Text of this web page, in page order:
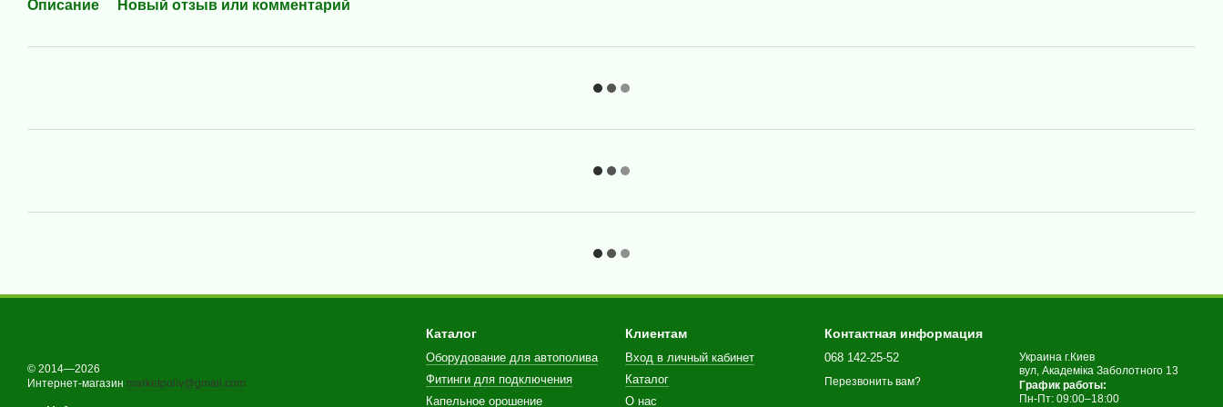
Описание Новый отзыв или комментарий
© 2014—2026
Интернет-магазин marketpoliv@gmail.com
Каталог
Оборудование для автополива
Фитинги для подключения
Капельное орошение
Клиентам
Вход в личный кабинет
Каталог
О нас
Контактная информация
068 142-25-52
Перезвонить вам?
Украина г.Киев
вул, Академіка Заболотного 13
График работы:
Пн-Пт: 09:00–18:00